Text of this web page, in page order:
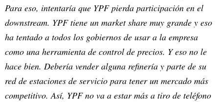
Para eso, intentaría que YPF pierda participación en el
downstream. YPF tiene un market share muy grande y eso
ha tentado a todos los gobiernos de usar a la empresa
como una herramienta de control de precios. Y eso no le
hace bien. Debería vender alguna refinería y parte de su
red de estaciones de servicio para tener un mercado más
competitivo. Así, YPF no va a estar más a tiro de teléfono